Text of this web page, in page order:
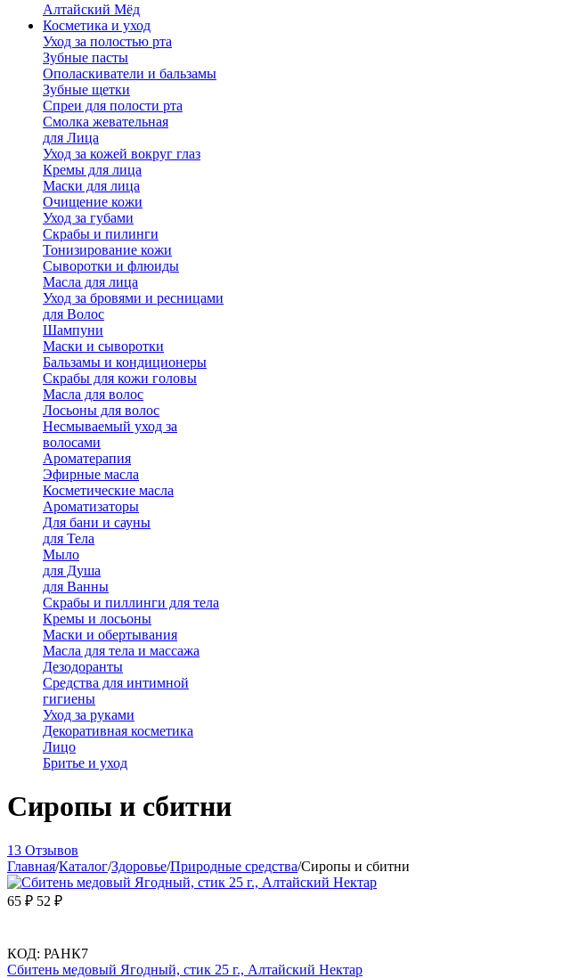
Алтайский Мёд
Косметика и уход
Уход за полостью рта
Зубные пасты
Ополаскиватели и бальзамы
Зубные щетки
Спреи для полости рта
Смолка жевательная
для Лица
Уход за кожей вокруг глаз
Кремы для лица
Маски для лица
Очищение кожи
Уход за губами
Скрабы и пилинги
Тонизирование кожи
Сыворотки и флюиды
Масла для лица
Уход за бровями и ресницами
для Волос
Шампуни
Маски и сыворотки
Бальзамы и кондиционеры
Скрабы для кожи головы
Масла для волос
Лосьоны для волос
Несмываемый уход за
волосами
Ароматерапия
Эфирные масла
Косметические масла
Ароматизаторы
Для бани и сауны
для Тела
Мыло
для Душа
для Ванны
Скрабы и пиллинги для тела
Кремы и лосьоны
Маски и обертывания
Масла для тела и массажа
Дезодоранты
Средства для интимной
гигиены
Уход за руками
Декоративная косметика
Лицо
Бритье и уход
Сиропы и сбитни
13 Отзывов
Главная/Каталог/Здоровье/Природные средства/Сиропы и сбитни
65 ₽ 52 ₽
КОД: РАНК7
Сбитень медовый Ягодный, стик 25 г., Алтайский Нектар